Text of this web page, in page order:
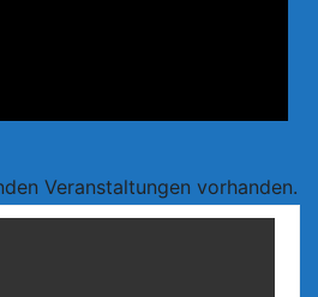
Veranstaltungen vorhanden.